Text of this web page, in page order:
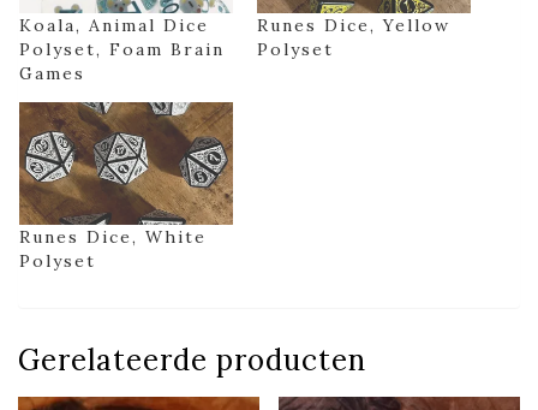
Koala, Animal Dice
Polyset, Foam Brain
Games
Runes Dice, Yellow
Polyset
Runes Dice, White
Polyset
Gerelateerde producten